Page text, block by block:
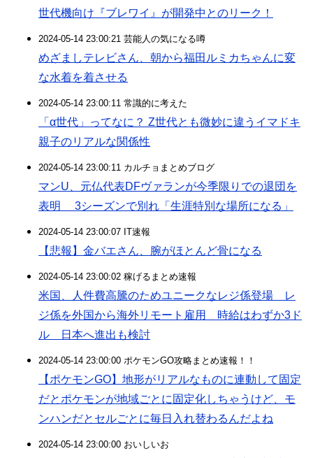
世代機向け『ブレワイ』が開発中とのリーク！
2024-05-14 23:00:21 芸能人の気になる噂
めざましテレビさん、朝から福田ルミカちゃんに変
な水着を着させる
2024-05-14 23:00:11 常識的に考えた
「α世代」ってなに？ Z世代とも微妙に違うイマドキ
親子のリアルな関係性
2024-05-14 23:00:11 カルチョまとめブログ
マンU、元仏代表DFヴァランが今季限りでの退団を
表明 3シーズンで別れ「生涯特別な場所になる」
2024-05-14 23:00:07 IT速報
【悲報】金バエさん、腕がほとんど骨になる
2024-05-14 23:00:02 稼げるまとめ速報
米国、人件費高騰のためユニークなレジ係登場 レ
ジ係を外国から海外リモート雇用 時給はわずか3ド
ル 日本へ進出も検討
2024-05-14 23:00:00 ポケモンGO攻略まとめ速報！！
【ポケモンGO】地形がリアルなものに連動して固定
だとポケモンが地域ごとに固定化しちゃうけど、モ
ンハンだとセルごとに毎日入れ替わるんだよね
2024-05-14 23:00:00 おいしいお